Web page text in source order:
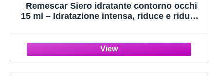
Remescar Siero idratante contorno occhi
15 ml – Idratazione intensa, riduce e riduce,
anti-invecchiamento